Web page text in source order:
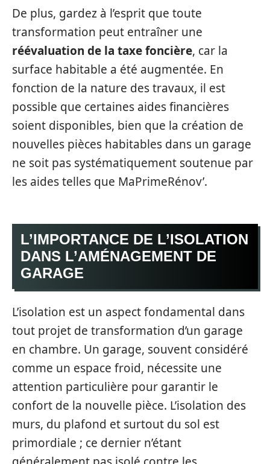
De plus, gardez à l’esprit que toute
transformation peut entraîner une
réévaluation de la taxe foncière, car la
surface habitable a été augmentée. En
fonction de la nature des travaux, il est
possible que certaines aides financières
soient disponibles, bien que la création de
nouvelles pièces habitables dans un garage
ne soit pas systématiquement soutenue par
les aides telles que MaPrimeRénov’.
L’IMPORTANCE DE L’ISOLATION
DANS L’AMÉNAGEMENT DE
GARAGE
L’isolation est un aspect fondamental dans
tout projet de transformation d’un garage
en chambre. Un garage, souvent considéré
comme un espace froid, nécessite une
attention particulière pour garantir le
confort de la nouvelle pièce. L’isolation des
murs, du plafond et surtout du sol est
primordiale ; ce dernier n’étant